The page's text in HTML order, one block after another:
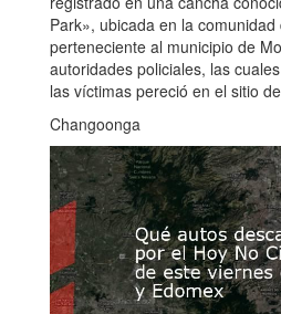
Park», ubicada en la comunidad
perteneciente al municipio de
autoridades policiales, las
las víctimas pereció en el sitio
Changoonga